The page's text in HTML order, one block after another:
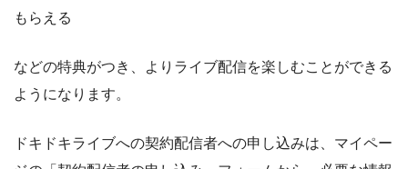
もらえる
などの特典がつき、よりライブ配信を楽しむことができる
ようになります。
ドキドキライブへの契約配信者への申し込みは、マイペー